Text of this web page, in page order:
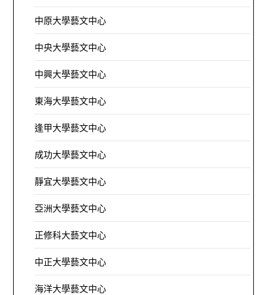
中原大學藝文中心
中央大學藝文中心
中興大學藝文中心
東海大學藝文中心
逢甲大學藝文中心
成功大學藝文中心
靜宜大學藝文中心
亞洲大學藝文中心
正修科大藝文中心
中正大學藝文中心
海洋大學藝文中心